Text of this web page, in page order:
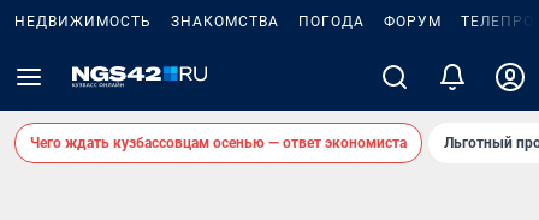
НЕДВИЖИМОСТЬ ЗНАКОМСТВА ПОГОДА ФОРУМ
Чего ждать кузбассовцам осенью — ответ экономиста Льготный